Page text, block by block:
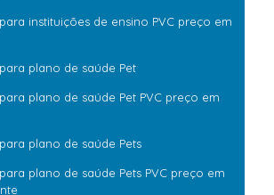
instituições de ensino PVC preço em
plano de saúde Pet
plano de saúde Pet PVC preço em
plano de saúde Pets
plano de saúde Pets PVC preço em